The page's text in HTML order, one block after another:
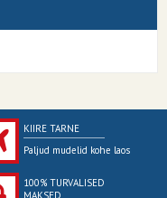
KIIRE TARNE
Paljud mudelid kohe laos
100% TURVALISED
MAKSED